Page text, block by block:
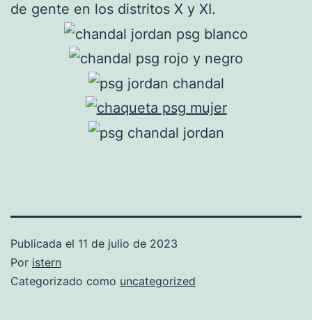
de gente en los distritos X y XI.
Publicada el 11 de julio de 2023
Por istern
Categorizado como uncategorized